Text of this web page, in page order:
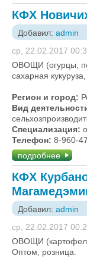
КФХ
Добавил: admin
ср, 22.02.2017
ОВОЩИ (огурцы,
сахарная
Регион и город:
Вид
Специализация:
Телефон: 8-960-
подробнее
КФХ
Добавил: admin
ср, 22.02.2017
ОВОЩИ
Оптом, розница.